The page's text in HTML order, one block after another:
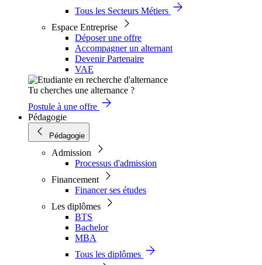
Tous les Secteurs Métiers
Espace Entreprise
Déposer une offre
Accompagner un alternant
Devenir Partenaire
VAE
Tu cherches une alternance ?
Postule à une offre
Pédagogie
Pédagogie
Admission
Processus d'admission
Financement
Financer ses études
Les diplômes
BTS
Bachelor
MBA
Tous les diplômes